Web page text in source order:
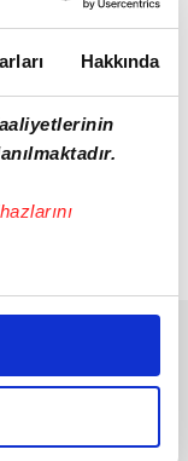
Hakkında
özel
yaparken
sunmak
adına
bu noktada,